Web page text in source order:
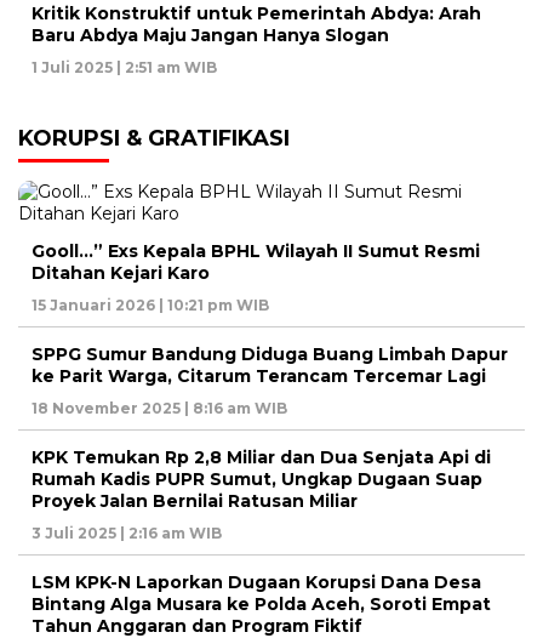
Kritik Konstruktif untuk Pemerintah Abdya: Arah
Baru Abdya Maju Jangan Hanya Slogan
1 Juli 2025 | 2:51 am WIB
KORUPSI & GRATIFIKASI
Gooll…” Exs Kepala BPHL Wilayah II Sumut Resmi
Ditahan Kejari Karo
15 Januari 2026 | 10:21 pm WIB
SPPG Sumur Bandung Diduga Buang Limbah Dapur
ke Parit Warga, Citarum Terancam Tercemar Lagi
18 November 2025 | 8:16 am WIB
KPK Temukan Rp 2,8 Miliar dan Dua Senjata Api di
Rumah Kadis PUPR Sumut, Ungkap Dugaan Suap
Proyek Jalan Bernilai Ratusan Miliar
3 Juli 2025 | 2:16 am WIB
LSM KPK-N Laporkan Dugaan Korupsi Dana Desa
Bintang Alga Musara ke Polda Aceh, Soroti Empat
Tahun Anggaran dan Program Fiktif